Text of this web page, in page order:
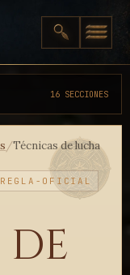
16 SECCIONES
/Técnicas de lucha
REGLA-OFICIAL